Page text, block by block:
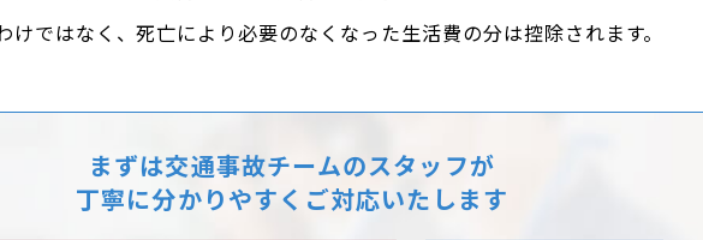
けではなく、死亡により必要のなくなった生活費の分は控除されます。
まずは交通事故チームのスタッフが
丁寧に分かりやすくご対応いたします